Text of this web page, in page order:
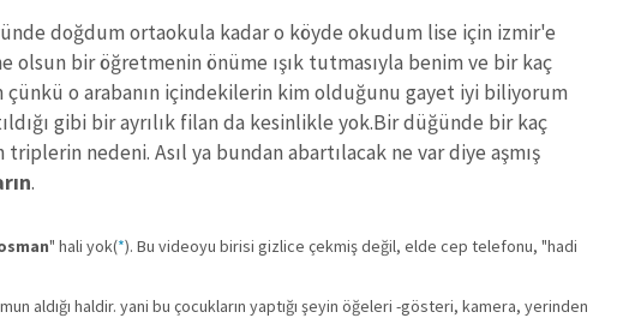
doğdum ortaokula kadar o köyde okudum lise için izmir'e
bir öğretmenin önüme ışık tutmasıyla benim ve bir kaç
çünkü o arabanın içindekilerin kim olduğunu gayet iyi biliyorum
gibi bir ayrılık filan da kesinlikle yok.Bir düğünde bir kaç
nedeni. Asıl ya bundan abartılacak ne var diye aşmış
.
" hali yok(*). Bu videoyu birisi gizlice çekmiş değil, elde cep telefonu, "hadi
aldığı haldir. yani bu çocukların yaptığı şeyin öğeleri -gösteri, kamera, yerinden